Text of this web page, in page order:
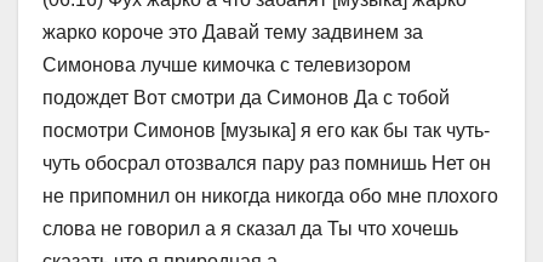
жарко короче это Давай тему задвинем за
Симонова лучше кимочка с телевизором
подождет Вот смотри да Симонов Да с тобой
посмотри Симонов [музыка] я его как бы так чуть-
чуть обосрал отозвался пару раз помнишь Нет он
не припомнил он никогда никогда обо мне плохого
слова не говорил а я сказал да Ты что хочешь